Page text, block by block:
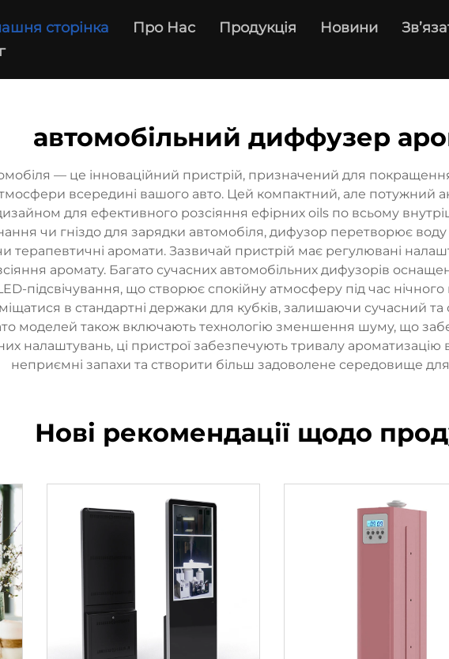
сторінка Про Нас Продукція Новини
автомобільний диффузер
— це інноваційний пристрій, призначений для
всередині вашого авто. Цей компактний, але потужний
для ефективного розсіяння ефірних oils по всьому
чи гніздо для зарядки автомобіля, дифузор перетворює воду
терапевтичні аромати. Зазвичай пристрій має регулювані
аромату. Багато сучасних автомобільних дифузорів
підсвічування, що створює спокійну атмосферу під час
в стандартні держаки для кубків, залишаючи сучасний
моделей також включають технологію зменшення шуму, що
налаштувань, ці пристрої забезпечують тривалу
неприємні запахи та створити більш задоволене середовище
Нові рекомендації щодо